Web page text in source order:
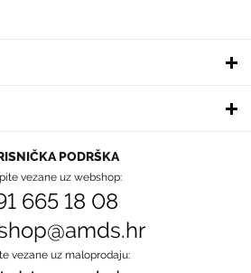
PODRŠKA
vezane uz webshop:
665 18 08
vezane uz maloprodaju: